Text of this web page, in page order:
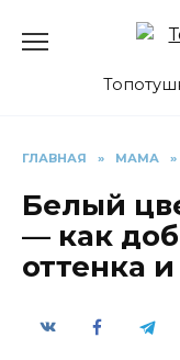
ГЛАВНАЯ » МАМА »
Белый
— как
оттенка